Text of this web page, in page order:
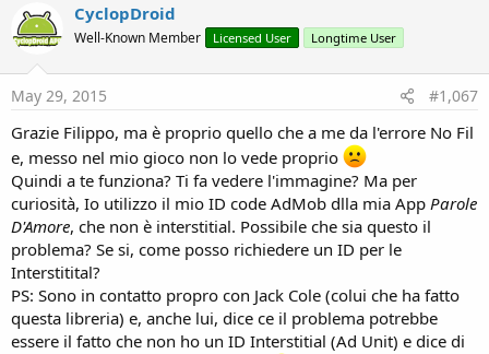
CyclopDroid
Well-Known Member Licensed User Longtime User
May 29, 2015 #1,067
Grazie Filippo, ma è proprio quello che a me da l'errore No Fil
e, messo nel mio gioco non lo vede proprio
Quindi a te funziona? Ti fa vedere l'immagine? Ma per
curiosità, Io utilizzo il mio ID code AdMob dlla mia App Parole
D'Amore, che non è interstitial. Possibile che sia questo il
problema? Se si, come posso richiedere un ID per le
Interstitital?
PS: Sono in contatto propro con Jack Cole (colui che ha fatto
questa libreria) e, anche lui, dice ce il problema potrebbe
essere il fatto che non ho un ID Interstitial (Ad Unit) e dice di